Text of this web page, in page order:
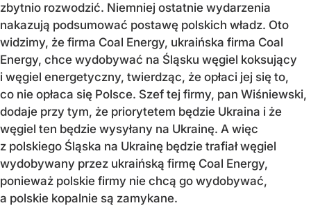
zbytnio rozwodzić. Niemniej ostatnie wydarzenia
nakazują podsumować postawę polskich władz. Oto
widzimy, że firma Coal Energy, ukraińska firma Coal
Energy, chce wydobywać na Śląsku węgiel koksujący
i węgiel energetyczny, twierdząc, że opłaci jej się to,
co nie opłaca się Polsce. Szef tej firmy, pan Wiśniewski,
dodaje przy tym, że priorytetem będzie Ukraina i że
węgiel ten będzie wysyłany na Ukrainę. A więc
z polskiego Śląska na Ukrainę będzie trafiał węgiel
wydobywany przez ukraińską firmę Coal Energy,
ponieważ polskie firmy nie chcą go wydobywać,
a polskie kopalnie są zamykane.